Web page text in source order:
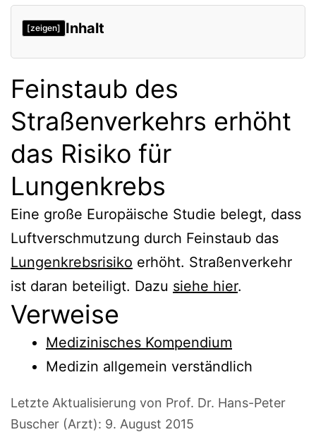
[zeigen] Inhalt
Feinstaub des
Straßenverkehrs erhöht
das Risiko für
Lungenkrebs
Eine große Europäische Studie belegt, dass
Luftverschmutzung durch Feinstaub das
Lungenkrebsrisiko erhöht. Straßenverkehr
ist daran beteiligt. Dazu siehe hier.
Verweise
Medizinisches Kompendium
Medizin allgemein verständlich
Letzte Aktualisierung von Prof. Dr. Hans-Peter
Buscher (Arzt): 9. August 2015